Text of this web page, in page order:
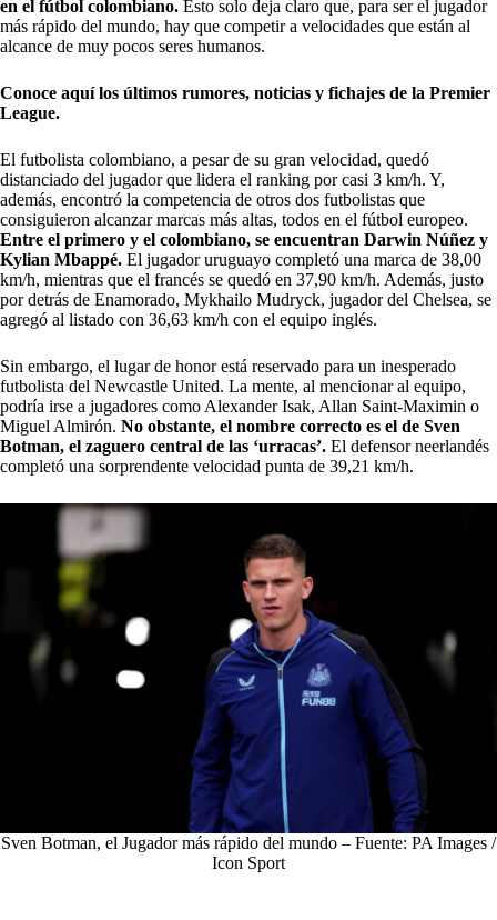
en el fútbol colombiano. Esto solo deja claro que, para ser el jugador
más rápido del mundo, hay que competir a velocidades que están al
alcance de muy pocos seres humanos.
Conoce aquí los últimos rumores, noticias y fichajes de la Premier
League.
El futbolista colombiano, a pesar de su gran velocidad, quedó
distanciado del jugador que lidera el ranking por casi 3 km/h. Y,
además, encontró la competencia de otros dos futbolistas que
consiguieron alcanzar marcas más altas, todos en el fútbol europeo.
Entre el primero y el colombiano, se encuentran Darwin Núñez y
Kylian Mbappé. El jugador uruguayo completó una marca de 38,00
km/h, mientras que el francés se quedó en 37,90 km/h. Además, justo
por detrás de Enamorado, Mykhailo Mudryck, jugador del Chelsea, se
agregó al listado con 36,63 km/h con el equipo inglés.
Sin embargo, el lugar de honor está reservado para un inesperado
futbolista del Newcastle United. La mente, al mencionar al equipo,
podría irse a jugadores como Alexander Isak, Allan Saint-Maximin o
Miguel Almirón. No obstante, el nombre correcto es el de Sven
Botman, el zaguero central de las ‘urracas’. El defensor neerlandés
completó una sorprendente velocidad punta de 39,21 km/h.
Sven Botman, el Jugador más rápido del mundo – Fuente: PA Images /
Icon Sport